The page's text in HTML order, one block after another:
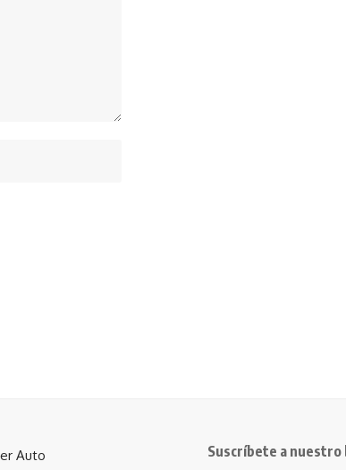
Auto Suscríbete a nuestro